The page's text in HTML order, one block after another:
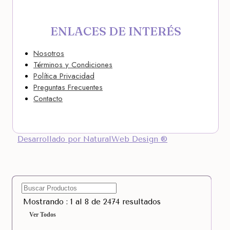
ENLACES DE INTERÉS
Nosotros
Términos y Condiciones
Política Privacidad
Preguntas Frecuentes
Contacto
Desarrollado por NaturalWeb Design ®
Mostrando : 1 al 8 de 2474 resultados
Ver Todos